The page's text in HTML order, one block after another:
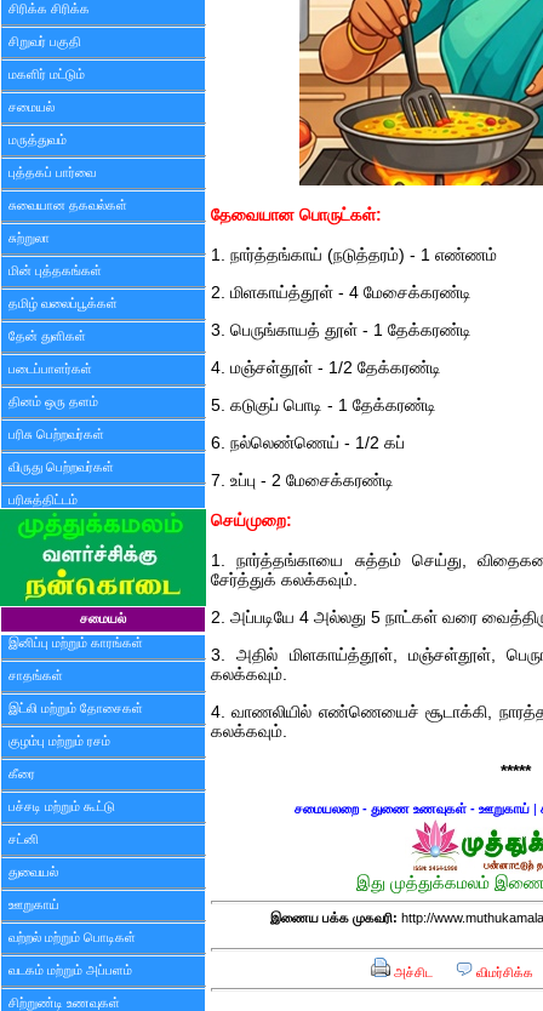
சிரிக்க சிரிக்க
சிறுவர் பகுதி
மகளிர் மட்டும்
சமையல்
மருத்துவம்
புத்தகப் பார்வை
சுவையான தகவல்கள்
சுற்றுலா
மின் புத்தகங்கள்
தமிழ் வலைப்பூக்கள்
தேன் துளிகள்
படைப்பாளர்கள்
தினம் ஒரு தளம்
பரிசு பெற்றவர்கள்
விருது பெற்றவர்கள்
பரிசுத்திட்டம்
சமையல்
இனிப்பு மற்றும் காரங்கள்
சாதங்கள்
இட்லி மற்றும் தோசைகள்
குழம்பு மற்றும் ரசம்
கீரை
பச்சடி மற்றும் கூட்டு
சட்னி
துவையல்
ஊறுகாய்
வற்றல் மற்றும் பொடிகள்
வடகம் மற்றும் அப்பளம்
சிற்றுண்டி உணவுகள்
தேவையான பொருட்கள்:
1. நார்த்தங்காய் (நடுத்தரம்) - 1 எண்ணம்
2. மிளகாய்த்தூள் - 4 மேசைக்கரண்டி
3. பெருங்காயத் தூள் - 1 தேக்கரண்டி
4. மஞ்சள்தூள் - 1/2 தேக்கரண்டி
5. கடுகுப் பொடி - 1 தேக்கரண்டி
6. நல்லெண்ணெய் - 1/2 கப்
7. உப்பு - 2 மேசைக்கரண்டி
செய்முறை:
1. நார்த்தங்காயை சுத்தம் செய்து,
சேர்த்துக் கலக்கவும்.
2. அப்படியே 4 அல்லது 5 நாட்கள் வரை
3. அதில் மிளகாய்த்தூள், மஞ்சள்தூள்,
கலக்கவும்.
4. வாணலியில் எண்ணெயைச் சூடாக்கி,
கலக்கவும்.
*****
சமையலறை - துணை உணவுகள் - ஊறுகாய் |
இது முத்துக்கமலம்
இணைய பக்க முகவரி: http://
அச்சிட விமர்சிக்க